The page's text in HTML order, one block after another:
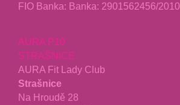
FIO Banka: Banka: 2901562456/2010
AURA P10
STRAŠNICE
AURA Fit Lady Club
Strašnice
Na Hroudě 28